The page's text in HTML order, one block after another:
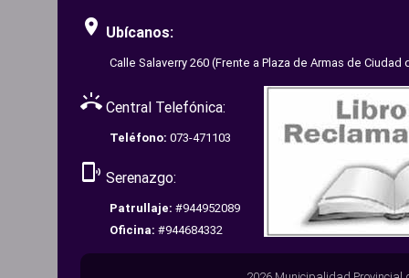
room Ubícanos:
Calle Salaverry 260 (Frente a Plaza de Armas de
ring_volume Central Telefónica:
Teléfono: 073-471103
phonelink_ring Serenazgo:
Patrullaje: #944952089
Oficina: #944684332